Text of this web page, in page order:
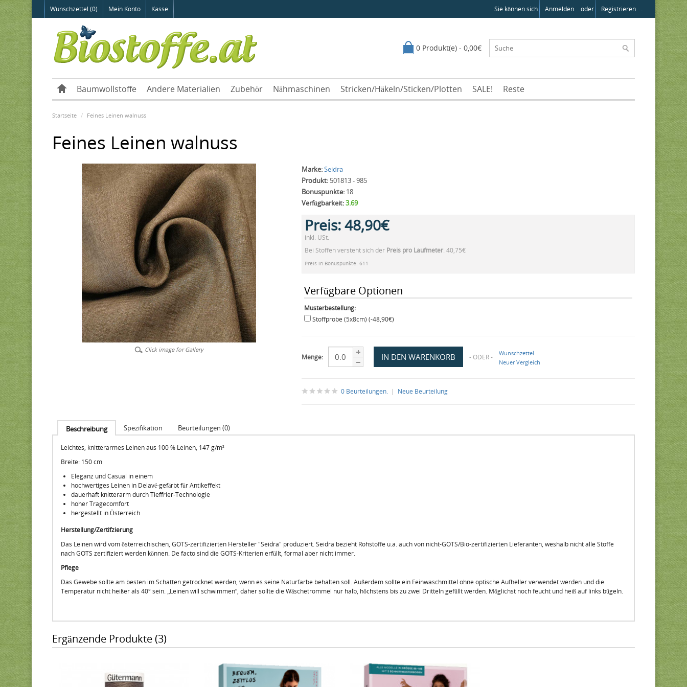
Wunschzettel (0) Mein Konto Kasse Sie können sich Anmelden oder Registrieren .
0 Produkt(e) - 0,00€
Baumwollstoffe Andere Materialien Zubehör Nähmaschinen Stricken/Häkeln/Sticken/Plotten SALE! Reste
Startseite Feines Leinen walnuss
Feines Leinen walnuss
Click image for Gallery
Marke:Seidra
Produkt:501813 - 985
Bonuspunkte:18
Verfügbarkeit:3.69
Preis:48,90€
inkl. USt.
Bei Stoffen versteht sich der Preis pro Laufmeter. 40,75€
Preis in Bonuspunkte: 611
Verfügbare Optionen
Musterbestellung:
Stoffprobe (5x8cm) (-48,90€)
Menge: - ODER -
Wunschzettel
Neuer Vergleich
0 Beurteilungen.| Neue Beurteilung
Beschreibung Spezifikation Beurteilungen (0)
Leichtes, knitterarmes Leinen aus 100 % Leinen, 147 g/m²
Breite: 150 cm
Eleganz und Casual in einem
hochwertiges Leinen in Delavé-gefärbt für Antikeffekt
dauerhaft knitterarm durch Tieffrier-Technologie
hoher Tragecomfort
hergestellt in Österreich
Herstellung/Zertifzierung
Das Leinen wird vom österreichischen, GOTS-zertifizierten Hersteller "Seidra" produziert. Seidra bezieht Rohstoffe u.a. auch von nicht-GOTS/Bio-zertifizierten Lieferanten, weshalb nicht alle Stoffe
nach GOTS zertifiziert werden können. De facto sind die GOTS-Kriterien erfüllt, formal aber nicht immer.
Pflege
Das Gewebe sollte am besten im Schatten getrocknet werden, wenn es seine Naturfarbe behalten soll. Außerdem sollte ein Feinwaschmittel ohne optische Aufheller verwendet werden und die
Temperatur nicht heißer als 40° sein. „Leinen will schwimmen“, daher sollte die Wäschetrommel nur halb, höchstens bis zu zwei Dritteln gefüllt werden. Möglichst noch feucht und heiß auf links bügeln.
Ergänzende Produkte (3)